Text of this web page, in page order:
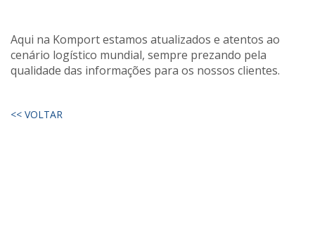
Aqui na Komport estamos atualizados e atentos ao
cenário logístico mundial, sempre prezando pela
qualidade das informações para os nossos clientes.
<< VOLTAR